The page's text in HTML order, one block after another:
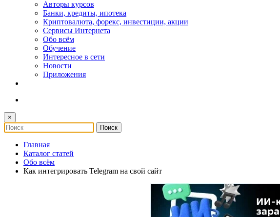
Авторы курсов
Банки, кредиты, ипотека
Криптовалюта, форекс, инвестиции, акции
Сервисы Интернета
Обо всём
Обучение
Интересное в сети
Новости
Приложения
×
Главная
Каталог статей
Обо всём
Как интегрировать Telegram на свой сайт